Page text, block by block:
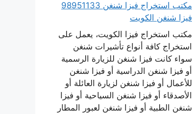
مكتب استخراج فيزا شنغن 98951133
فيزا شنغن الكويت
مكتب استخراج فيزا الكويت، يعمل على
استخراج كافة أنواع تأشيرات شنغن
سواء كانت فيزا شنغن للزيارة الرسمية
أو فيزا شنغن الدراسية أو فيزا شنغن
للأعمال أو فيزا شنغن لزيارة العائلة أو
الأصدقاء أو فيزا شنغن السياحية أو فيزا
شنغن الطبية أو فيزا شنغن لعبور المطار